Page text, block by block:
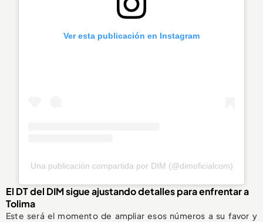
Ver esta publicación en Instagram
Una publicación compartida por DIM (@dimoficialcom)
El DT del DIM sigue ajustando detalles para enfrentar a
Tolima
Este será el momento de ampliar esos números a su favor y